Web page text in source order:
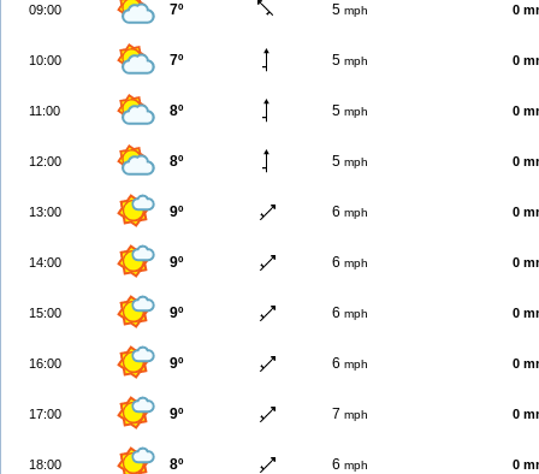
09:00 7º 5 mph 0
10:00 7º 5 mph 0
11:00 8º 5 mph 0
12:00 8º 5 mph 0
13:00 9º 6 mph 0
14:00 9º 6 mph 0
15:00 9º 6 mph 0
16:00 9º 6 mph 0
17:00 9º 7 mph 0
18:00 8º 6 mph 0